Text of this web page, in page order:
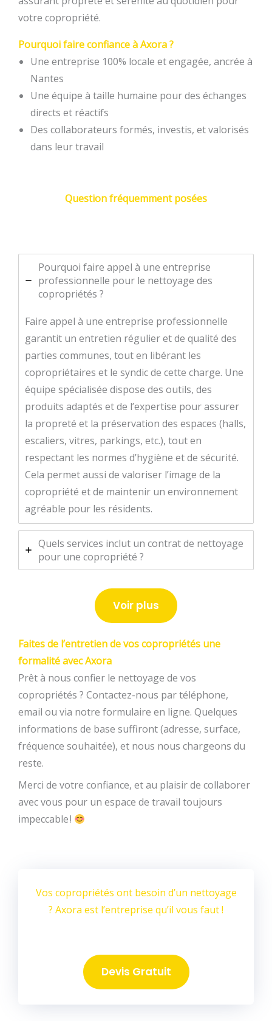
votre copropriété.
Pourquoi faire confiance à Axora ?
Une entreprise 100% locale et engagée, ancrée à
Nantes
Une équipe à taille humaine pour des échanges
directs et réactifs
Des collaborateurs formés, investis, et valorisés
dans leur travail
Question fréquemment posées
Pourquoi faire appel à une entreprise
professionnelle pour le nettoyage des
copropriétés ?
Faire appel à une entreprise professionnelle
garantit un entretien régulier et de qualité des
parties communes, tout en libérant les
copropriétaires et le syndic de cette charge. Une
équipe spécialisée dispose des outils, des
produits adaptés et de l’expertise pour assurer
la propreté et la préservation des espaces (halls,
escaliers, vitres, parkings, etc.), tout en
respectant les normes d’hygiène et de sécurité.
Cela permet aussi de valoriser l’image de la
copropriété et de maintenir un environnement
agréable pour les résidents.
Quels services inclut un contrat de nettoyage
pour une copropriété ?
Voir plus
Faites de l’entretien de vos copropriétés une
formalité avec Axora
Prêt à nous confier le nettoyage de vos
copropriétés ? Contactez-nous par téléphone,
email ou via notre formulaire en ligne. Quelques
informations de base suffiront (adresse, surface,
fréquence souhaitée), et nous nous chargeons du
reste.
Merci de votre confiance, et au plaisir de collaborer
avec vous pour un espace de travail toujours
impeccable !
Vos copropriétés ont besoin d’un nettoyage
? Axora est l’entreprise qu’il vous faut !
Devis Gratuit